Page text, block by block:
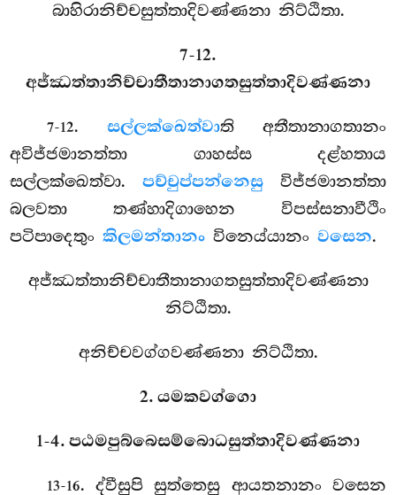
බාහිරානිච්චසුත්තාදිවණ්ණනා නිට්ඨිතා.
7-12.
අජ්ඣත්තානිච්චාතීතානාගතසුත්තාදිවණ්ණනා
7-12. සල්ලක්ඛෙත්වාති අතීතානාගතානං
අවිජ්ජමානත්තා ගාහස්ස දළ්හතාය
සල්ලක්ඛෙත්වා. පච්චුප්පන්නෙසු විජ්ජමානත්තා
බලවතා තණ්හාදිගාහෙන විපස්සනාවීථිං
පටිපාදෙතුංකිලමන්තානං විනෙය්යානංවසෙන.
අජ්ඣත්තානිච්චාතීතානාගතසුත්තාදිවණ්ණනා
නිට්ඨිතා.
අනිච්චවග්ගවණ්ණනා නිට්ඨිතා.
2. යමකවග්ගො
1-4. පඨමපුබ්බෙසම්බොධසුත්තාදිවණ්ණනා
13-16. ද්වීසුපි සුත්තෙසු ආයතනානං වසෙන